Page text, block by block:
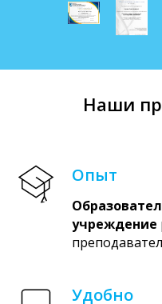
Наши
Опыт
учреждение
Удобно